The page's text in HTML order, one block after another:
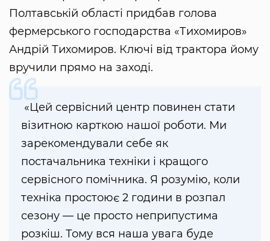
Полтавській області придбав голова
фермерського господарства «Тихомиров»
Андрій Тихомиров. Ключі від трактора йому
вручили прямо на заході.
«Цей сервісний центр повинен стати
візитною карткою нашої роботи. Ми
зарекомендували себе як
постачальника техніки і кращого
сервісного помічника. Я розумію, коли
техніка простоює 2 години в розпал
сезону — це просто неприпустима
розкіш. Тому вся наша увага буде